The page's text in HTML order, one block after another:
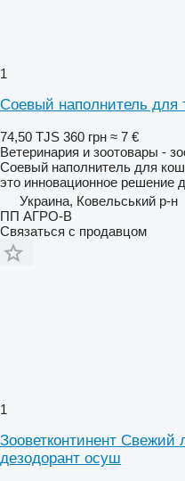
1
Соевый наполнитель для
74,50 TJS 360 грн ≈ 7 €
Ветеринария и зоотовары -
Соевый наполнитель для
это инновационное решение
Украина, Ковельський р-н
ПП АГРО-В
Связаться с продавцом
1
Зооветконтинент Свежий
дезодорант осуш